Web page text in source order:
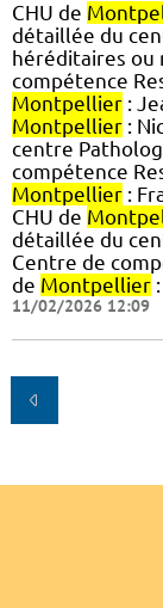
CHU de
détaillée du
héréditaires ou
compétence
Montpellier :
Montpellier :
centre
compétence
Montpellier :
CHU de
détaillée du
Centre de
de Montpellier
11/02/2026 12:09